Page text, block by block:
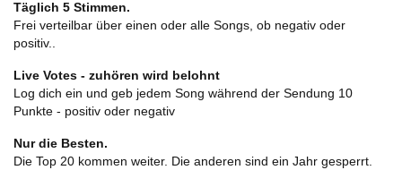
Täglich 5 Stimmen.
Frei verteilbar über einen oder alle Songs, ob negativ oder
positiv..
Live Votes - zuhören wird belohnt
Log dich ein und geb jedem Song während der Sendung 10
Punkte - positiv oder negativ
Nur die Besten.
Die Top 20 kommen weiter. Die anderen sind ein Jahr gesperrt.